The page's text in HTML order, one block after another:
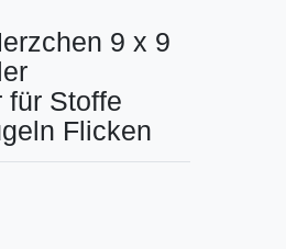
9 x 9
für Stoffe
Flicken